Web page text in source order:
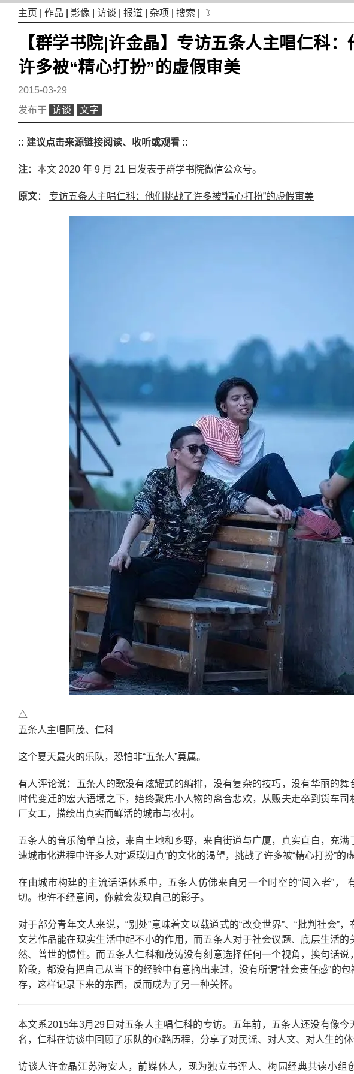
主页 作品 影像 访谈 报道 杂项 搜索 ☽
【群学书院|许金晶】专访五条人主唱仁科：
许多被“精心打扮”的虚假审美
2015-03-29
发布于 访谈 文字
:: 建议点击来源链接阅读、收听或观看 ::
注：本文 2020 年 9 月 21 日发表于群学书院微信公众号。
原文： 专访五条人主唱仁科：他们挑战了许多被“精心打扮”的虚假审美
△
五条人主唱阿茂、仁科
这个夏天最火的乐队，恐怕非“五条人”莫属。
有人评论说：五条人的歌没有炫耀式的编排，没有复杂的技巧，没有华丽的舞
时代变迁的宏大语境之下，始终聚焦小人物的离合悲欢，从贩夫走卒到货车司
厂女工，描绘出真实而鲜活的城市与农村。
五条人的音乐简单直接，来自土地和乡野，来自街道与广厦，真实直白，充满
速城市化进程中许多人对“返璞归真”的文化的渴望，挑战了许多被“精心打扮”的
在由城市构建的主流话语体系中，五条人仿佛来自另一个时空的“闯入者”，
切。也许不经意间，你就会发现自己的影子。
对于部分青年文人来说，“别处”意味着文以载道式的“改变世界”、“批判社会”，
文艺作品能在现实生活中起不小的作用，而五条人对于社会议题、底层生活的
然、普世的惯性。而五条人仁科和茂涛没有刻意选择任何一个视角，换句话说
阶段，都没有把自己从当下的经验中有意摘出来过，没有所谓“社会责任感”的
存，这样记录下来的东西，反而成为了另一种关怀。
本文系2015年3月29日对五条人主唱仁科的专访。五年前，五条人还没有像今
名，仁科在访谈中回顾了乐队的心路历程，分享了对民谣、对人文、对人生的体
访谈人许金晶江苏海安人，前媒体人，现为独立书评人、梅园经典共读小组